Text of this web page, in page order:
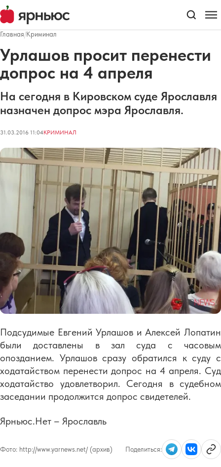
Главная/Криминал
Урлашов просит перенести
допрос на 4 апреля
На сегодня в Кировском суде Ярославля
назначен допрос мэра Ярославля.
31.03.2016 11:04КРИМИНАЛ
Подсудимые Евгений Урлашов и Алексей Лопатин
были доставлены в зал суда с часовым
опозданием. Урлашов сразу обратился к суду с
ходатайством перенести допрос на 4 апреля. Суд
ходатайство удовлетворил. Сегодня в судебном
заседании продолжится допрос свидетелей.
Ярньюс.Нет – Ярославль
Фото: http://www.yarnews.net/ (архив) Поделиться: